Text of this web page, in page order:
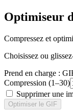
Optimiseur
Compressez et
Choisissez ou
Prend en charge :
Compression (1–30)
Supprimer une
Optimiser le GIF